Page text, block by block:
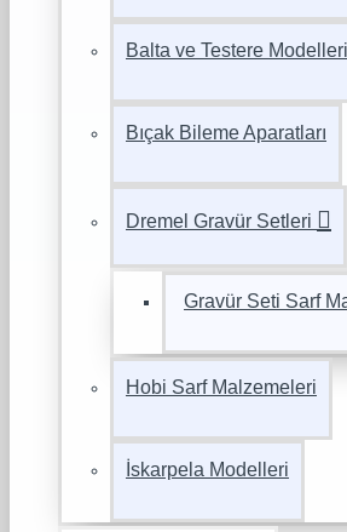
Balta ve Testere Modelleri
Bıçak Bileme Aparatları
Dremel Gravür Setleri
Gravür Seti Sarf
Hobi Sarf Malzemeleri
İskarpela Modelleri